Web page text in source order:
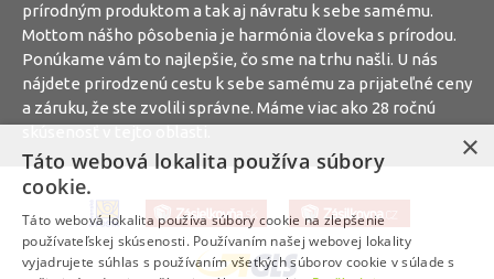
prírodným produktom a tak aj návratu k sebe samému.
Mottom nášho pôsobenia je harmónia človeka s prírodou.
Ponúkame vám to najlepšie, čo sme na trhu našli. U nás
nájdete prirodzenú cestu k sebe samému za prijateľné ceny
a záruku, že ste zvolili správne. Máme viac ako 28 ročnú
×
Táto webová lokalita používa súbory
cookie.
Táto webová lokalita používa súbory cookie na zlepšenie
používateľskej skúsenosti. Používaním našej webovej lokality
vyjadrujete súhlas s používaním všetkých súborov cookie v súlade s